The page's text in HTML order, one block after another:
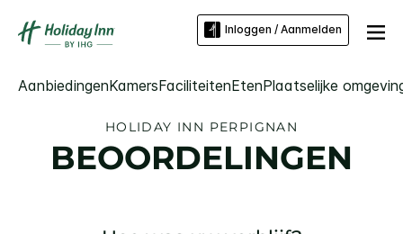
Inloggen / Aanmelden
AanbiedingenKamersFaciliteitenEtenPlaatselijke
HOLIDAY INN PERPIGNAN
BEOORDELINGEN